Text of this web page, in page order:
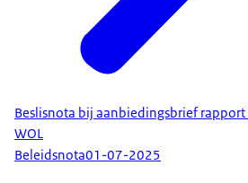
Beslisnota bij aanbiedingsbrief rapport
WOL
Beleidsnota01-07-2025